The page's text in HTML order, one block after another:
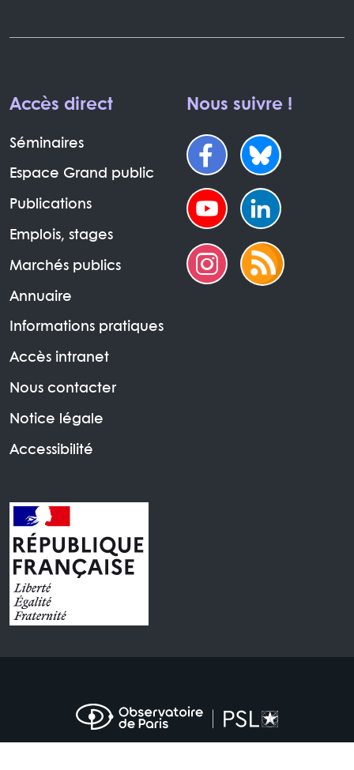
Accès direct
Séminaires
Espace Grand public
Publications
Emplois, stages
Marchés publics
Annuaire
Informations pratiques
Accès intranet
Nous contacter
Notice légale
Accessibilité
Nous suivre !